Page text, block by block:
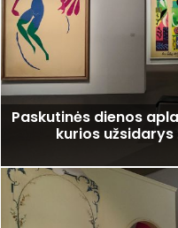
Paskutinės dienos
kurios užsidarys